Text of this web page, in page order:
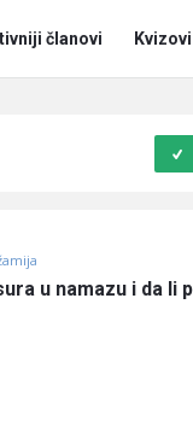
članovi
u namazu i da li